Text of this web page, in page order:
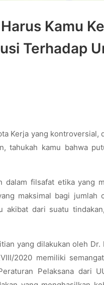
Kamu
Terhadap
Kerja yang kontroversial,
tahukah kamu bahwa
filsafat etika yang
maksimal bagi jumlah
akibat dari suatu
yang dilakukan oleh Dr.
2020 memiliki
Pelaksana dari